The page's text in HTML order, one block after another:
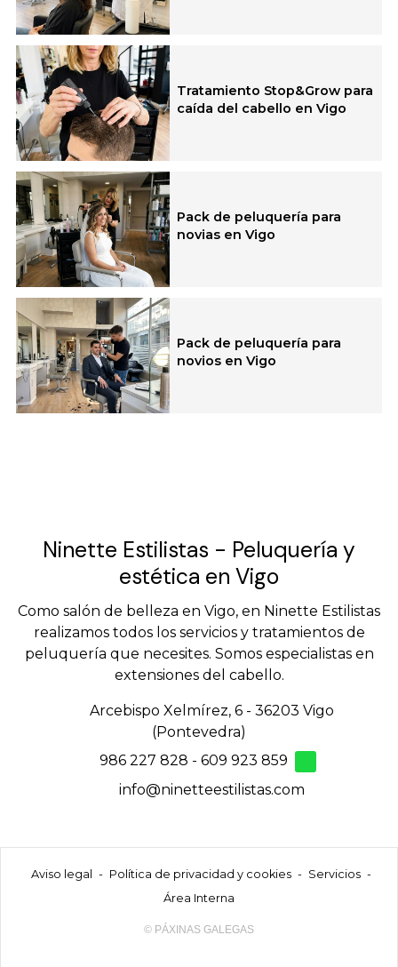
Tratamiento Stop&Grow para
caída del cabello en Vigo
Pack de peluquería para
novias en Vigo
Pack de peluquería para
novios en Vigo
Ninette Estilistas - Peluquería y
estética en Vigo
Como salón de belleza en Vigo, en Ninette Estilistas
realizamos todos los servicios y tratamientos de
peluquería que necesites. Somos especialistas en
extensiones del cabello.
Arcebispo Xelmírez, 6 - 36203 Vigo
(Pontevedra)
986 227 828 - 609 923 859
info@ninetteestilistas.com
Aviso legal - Política de privacidad y cookies - Servicios -
Área Interna
© PÁXINAS GALEGAS